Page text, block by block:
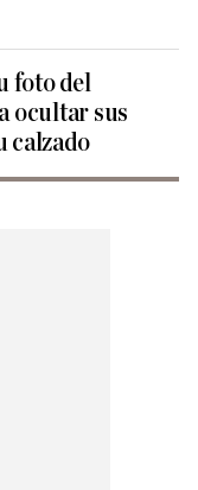
foto del
ocultar sus
calzado